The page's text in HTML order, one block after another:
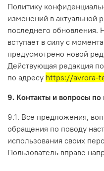
Политику
изменений в актуальной
последнего обновления.
вступает в силу с
предусмотрено новой
Действующая редакция
по адресу https://avrora-
9. Контакты и вопросы
9.1. Все предложения,
обращения по поводу
использования своих
Пользователь вправе